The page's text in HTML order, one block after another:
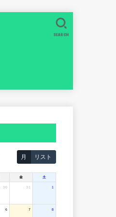
SEARCH
月 リスト
金 土
30 31 1
6 7 8